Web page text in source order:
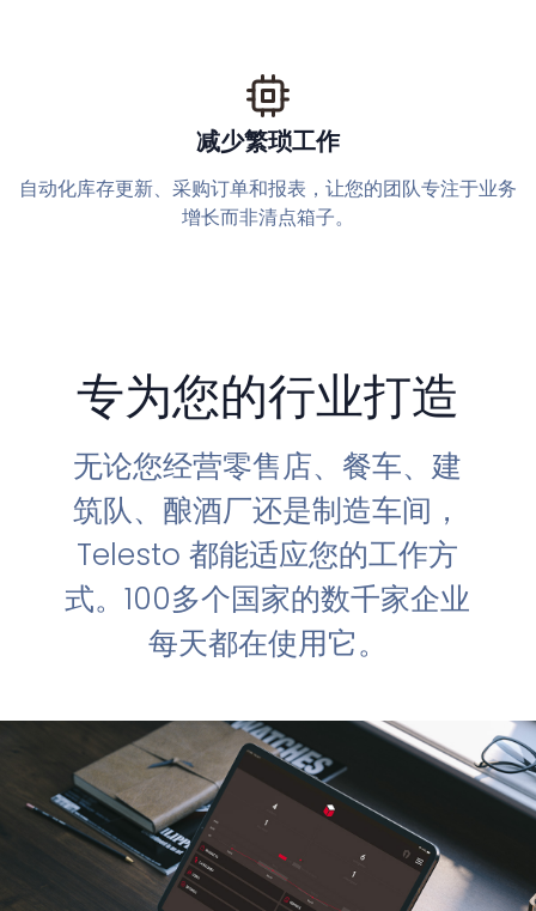
减少繁琐工作
自动化库存更新、采购订单和报表，让您的团队专注于业务
增长而非清点箱子。
专为您的行业打造
无论您经营零售店、餐车、建
筑队、酿酒厂还是制造车间，
Telesto 都能适应您的工作方
式。100多个国家的数千家企业
每天都在使用它。